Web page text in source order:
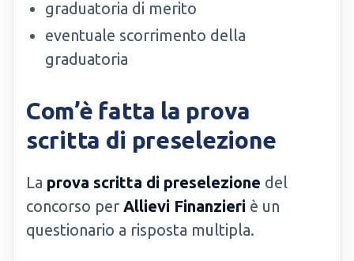
graduatoria di merito
eventuale scorrimento della
graduatoria
Com’è fatta la prova
scritta di preselezione
La prova scritta di preselezione del
concorso per Allievi Finanzieri è un
questionario a risposta multipla.